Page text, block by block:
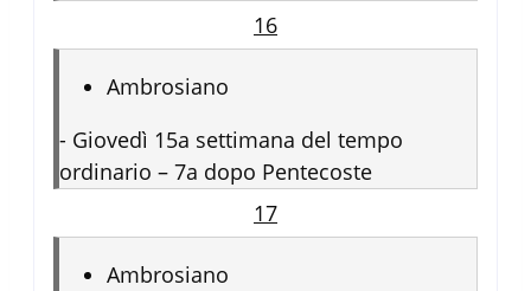
16
Ambrosiano
- Giovedì 15a settimana del tempo
ordinario – 7a dopo Pentecoste
17
Ambrosiano